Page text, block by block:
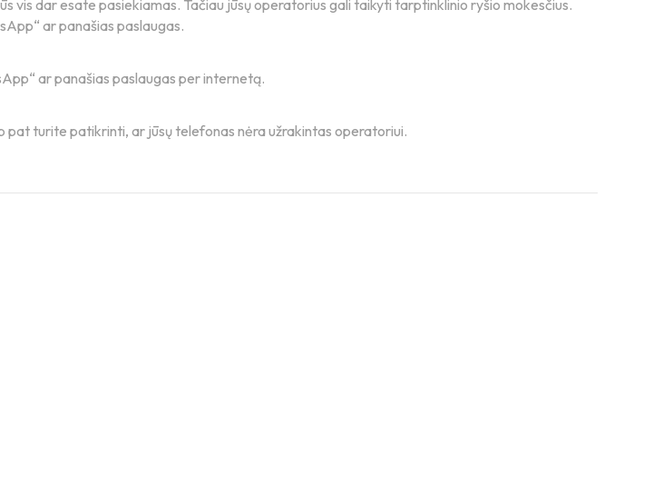
vis dar esate pasiekiamas. Tačiau jūsų operatorius gali taikyti tarptinklinio ryšio mokesčius.
ar panašias paslaugas.
ar panašias paslaugas per internetą.
pat turite patikrinti, ar jūsų telefonas nėra užrakintas operatoriui.